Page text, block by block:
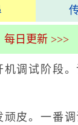
每日更新 >>>
调试阶段。
皮。一番调